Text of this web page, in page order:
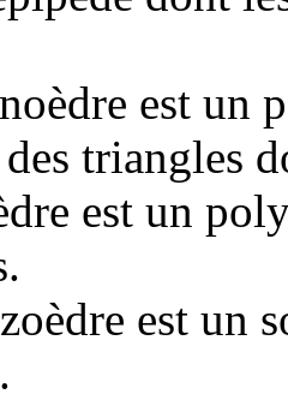
est un
triangles
est un
est un